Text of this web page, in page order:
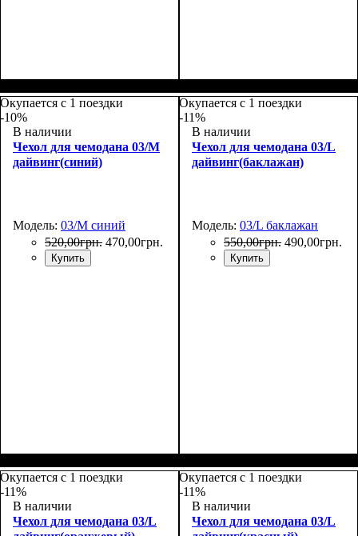
Окупается с 1 поездки
-10%
В наличии
Чехол для чемодана 03/M
дайвинг(синий)
Модель: 03/M синий
520,00грн. 470,00грн.
Купить
Окупается с 1 поездки
-11%
В наличии
Чехол для чемодана 03/L
дайвинг(баклажан)
Модель: 03/L баклажан
550,00грн. 490,00грн.
Купить
Окупается с 1 поездки
-11%
В наличии
Чехол для чемодана 03/L
Окупается с 1 поездки
-11%
В наличии
Чехол для чемодана 03/L